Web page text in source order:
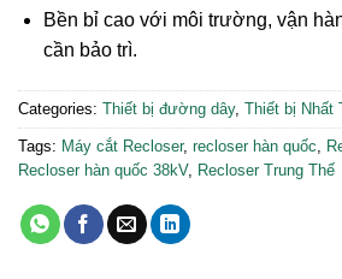
Bền bỉ cao với môi trường, vận
cần bảo trì.
Categories: Thiết bị đường dây, Thiết bị Nhất
Tags: Máy cắt Recloser, recloser hàn quốc
Recloser hàn quốc 38kV, Recloser Trung Thế